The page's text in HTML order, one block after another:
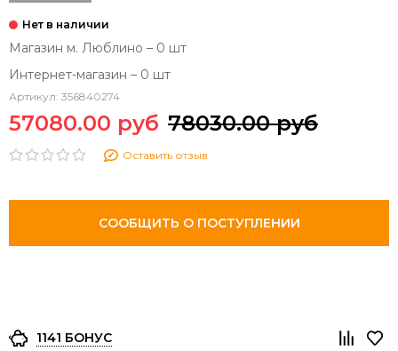
Магазин м. Люблино – 0 шт
Интернет-магазин – 0 шт
Артикул: 356840274
57080.00 руб 78030.00 руб
Оставить отзыв
СООБЩИТЬ О ПОСТУПЛЕНИИ
1141 БОНУС